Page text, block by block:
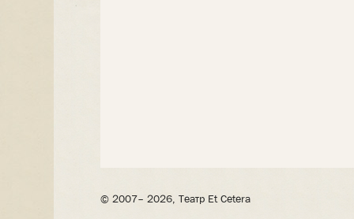
© 2007– 2026, Театр Et Cetera